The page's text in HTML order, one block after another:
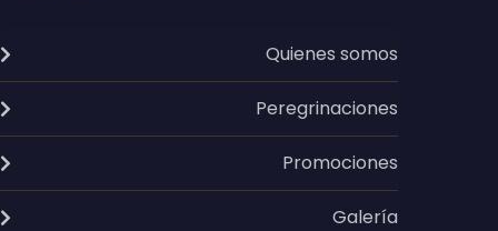
Quienes somos
Peregrinaciones
Promociones
Galería